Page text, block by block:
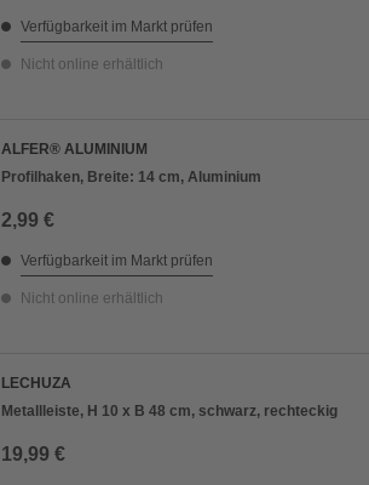
Verfügbarkeit im Markt prüfen
Nicht online erhältlich
ALFER® ALUMINIUM
Profilhaken, Breite: 14 cm, Aluminium
2,99 €
Verfügbarkeit im Markt prüfen
Nicht online erhältlich
LECHUZA
Metallleiste, H 10 x B 48 cm, schwarz, rechteckig
19,99 €